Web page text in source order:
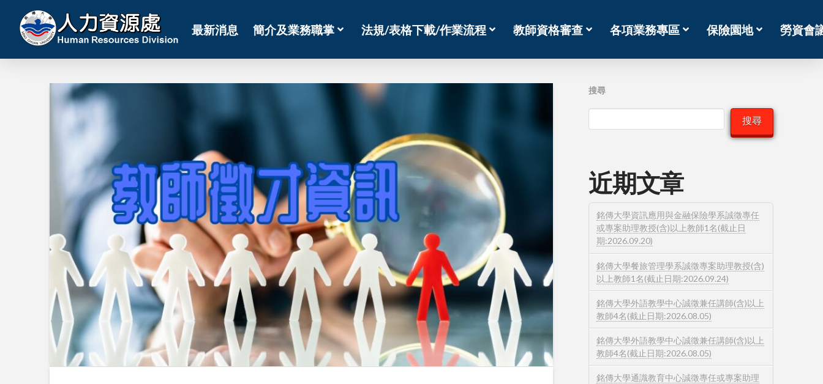
最新消息 簡介及業務職掌 法規/表格下載/作業流程 教師資格審查 各項業務專區 保險園地 勞資會
搜尋
搜尋
近期文章
銘傳大學資訊應用與金融保險學系誠徵專任
或專案助理教授(含)以上教師1名(截止日
期:2026.09.20)
銘傳大學餐旅管理學系誠徵專案助理教授(含)
以上教師1名(截止日期:2026.09.24)
銘傳大學外語教學中心誠徵兼任講師(含)以上
教師4名(截止日期:2026.08.05)
銘傳大學外語教學中心誠徵兼任講師(含)以上
教師4名(截止日期:2026.08.05)
銘傳大學通識教育中心誠徵專任或專案助理